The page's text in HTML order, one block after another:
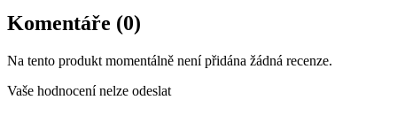
Komentáře (0)
Na tento produkt momentálně není přidána žádná recenze.
Vaše hodnocení nelze odeslat